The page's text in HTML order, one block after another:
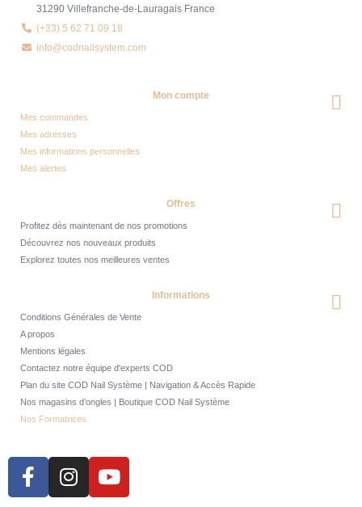
Harmony
Tips &
nuancier

Candy
Collection

Eye
31290 Villefranche-de-Lauragais France
(+33) 5 62 71 09 18
info@codnailsystem.com
Mon compte
Mes commandes
Mes adresses
Mes informations personnelles
Mes alertes
Offres
Profitez dès maintenant de nos promotions
Découvrez nos nouveaux produits
Explorez toutes nos meilleures ventes
Informations
Conditions Générales de Vente
A propos
Mentions légales
Contactez notre équipe d'experts COD
Plan du site COD Nail Système | Navigation & Accès Rapide
Nos magasins d’ongles | Boutique COD Nail Système
Nos Formatrices